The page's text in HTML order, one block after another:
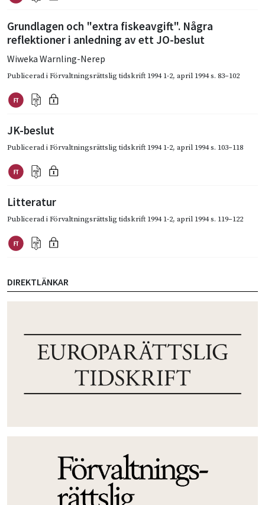
Grundlagen och "extra fiskeavgift". Några
reflektioner i anledning av ett JO-beslut
Wiweka Warnling-Nerep
Publicerad iFörvaltningsrättslig tidskrift 1994 1-2, april 1994s. 83–102
JK-beslut
Publicerad iFörvaltningsrättslig tidskrift 1994 1-2, april 1994s. 103–118
Litteratur
Publicerad iFörvaltningsrättslig tidskrift 1994 1-2, april 1994s. 119–122
DIREKTLÄNKAR